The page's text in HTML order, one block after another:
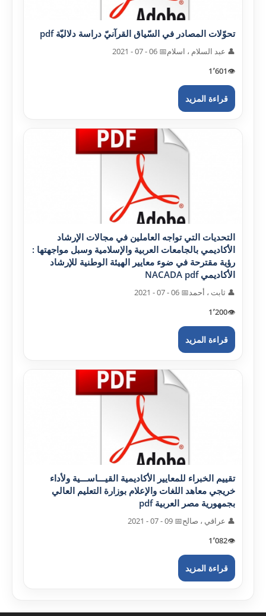
تحوّلات المصادر في السّياق القرآنيّ دراسة دلاليّة pdf
👤 عبد السلام ، اسلام📅 06 - 07 - 2021
👁️1٬601
قراءة المزيد
التحديات التي تواجه العاملين في مجالات الإرشاد
الأکاديمي بالجامعات العربية والإسلامية وسبل مواجهتها :
رؤية مقترحة في ضوء معايير الهيئة الوطنية للإرشاد
الأکاديمي NACADA pdf
👤 ثابت ، أحمد📅 06 - 07 - 2021
👁️1٬200
قراءة المزيد
تقييم الخبراء للمعايير الأکاديمية القيـــاســـية ولأداء
خريجي معاهد اللغات والإعلام بوزارة التعليم العالي
بجمهورية مصر العربية pdf
👤 عراقي ، صالح📅 09 - 07 - 2021
👁️1٬082
قراءة المزيد